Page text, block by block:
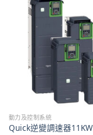
動力及控制系統
Quick逆變調速器11KW